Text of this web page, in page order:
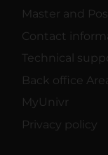
Master and
Contact
Technical
Back office
MyUnivr
Privacy policy